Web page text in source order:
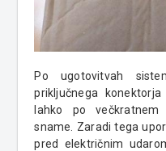
Po ugotovitvah
priključnega
lahko po večkratnem
sname. Zaradi tega
pred električnim